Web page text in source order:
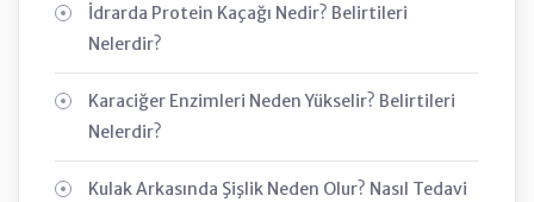
İdrarda Protein Kaçağı Nedir? Belirtileri
Nelerdir?
Karaciğer Enzimleri Neden Yükselir? Belirtileri
Nelerdir?
Kulak Arkasında Şişlik Neden Olur? Nasıl Tedavi